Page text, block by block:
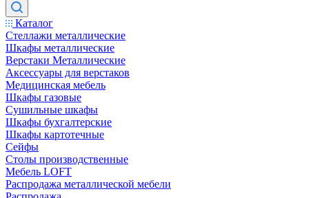
Каталог
Стеллажи металлические
Шкафы металлические
Верстаки Металлические
Аксессуары для верстаков
Медицинская мебель
Шкафы газовые
Сушильные шкафы
Шкафы бухгалтерские
Шкафы картотечные
Сейфы
Столы производственные
Мебель LOFT
Распродажа металлической мебели